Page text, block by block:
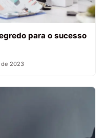
para o sucesso
2023